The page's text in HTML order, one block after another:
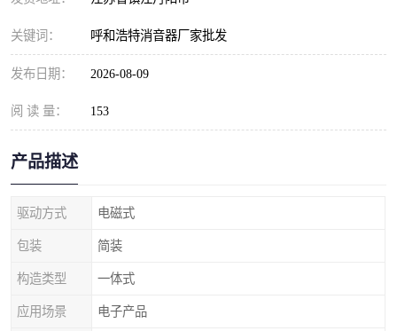
关键词： 呼和浩特消音器厂家批发
发布日期： 2026-08-09
阅 读 量： 153
产品描述
驱动方式 电磁式
包装 简装
构造类型 一体式
应用场景 电子产品